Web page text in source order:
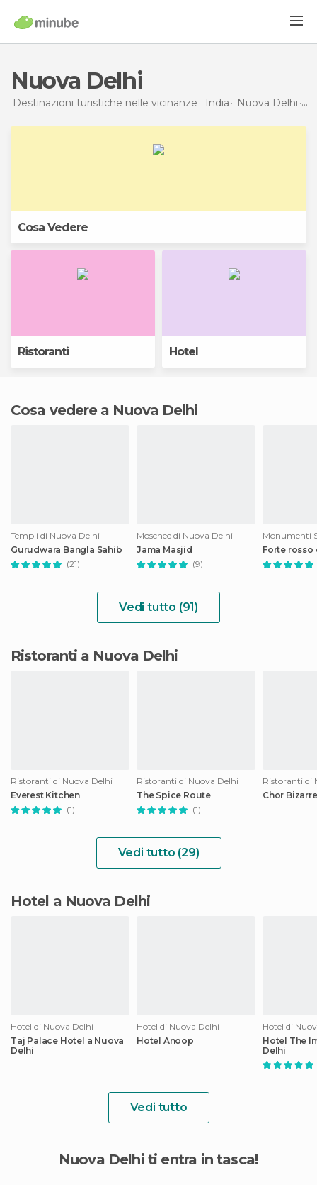
Nuova Delhi
Destinazioni turistiche nelle vicinanze India Nuova Delhi
Cosa Vedere
Ristoranti Hotel
Cosa vedere a Nuova Delhi
Templi di Nuova Delhi
Gurudwara Bangla Sahib
(21)
Moschee di Nuova Delhi
Jama Masjid
(9)
Forte rosso
Vedi tutto (91)
Ristoranti a Nuova Delhi
Ristoranti di Nuova Delhi
Everest Kitchen
(1)
Ristoranti di Nuova Delhi
The Spice Route
(1)
Ristoranti di
Chor Bizarre
Vedi tutto (29)
Hotel a Nuova Delhi
Hotel di Nuova Delhi
Taj Palace Hotel a Nuova
Delhi
Hotel di Nuova Delhi
Hotel Anoop
Hotel di
Hotel The
Delhi
Vedi tutto
Nuova Delhi ti entra in tasca!